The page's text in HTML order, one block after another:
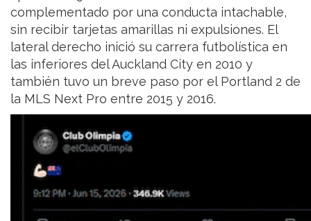
complementado por una conducta intachable,
sin recibir tarjetas amarillas ni expulsiones. El
lateral derecho inició su carrera futbolística en
las inferiores del Auckland City en 2010 y
también tuvo un breve paso por el Portland 2 de
la MLS Next Pro entre 2015 y 2016.